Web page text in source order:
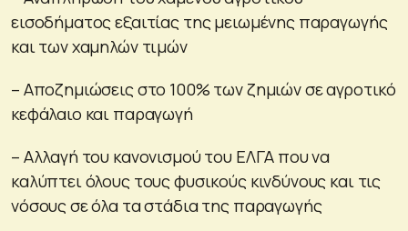
εισοδήματος εξαιτίας της μειωμένης παραγωγής
και των χαμηλών τιμών
– Αποζημιώσεις στο 100% των ζημιών σε αγροτικό
κεφάλαιο και παραγωγή
– Αλλαγή του κανονισμού του ΕΛΓΑ που να
καλύπτει όλους τους φυσικούς κινδύνους και τις
νόσους σε όλα τα στάδια της παραγωγής